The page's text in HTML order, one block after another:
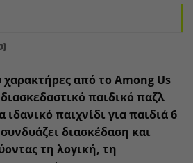
από το Among Us
παιδικό παζλ
ιδανικό παιχνίδι για παιδιά6
διασκέδαση και
τη λογική, τη